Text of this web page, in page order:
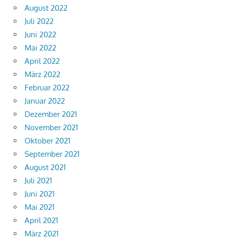
August 2022
Juli 2022
Juni 2022
Mai 2022
April 2022
März 2022
Februar 2022
Januar 2022
Dezember 2021
November 2021
Oktober 2021
September 2021
August 2021
Juli 2021
Juni 2021
Mai 2021
April 2021
März 2021